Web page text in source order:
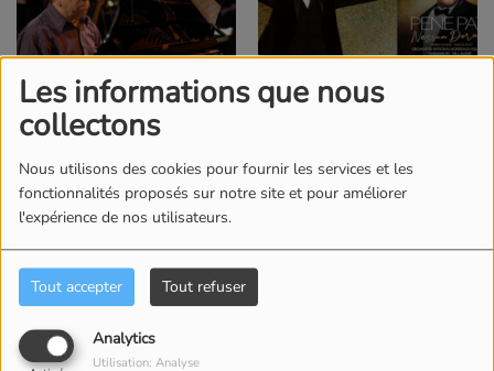
Les informations que nous
collectons
Nous utilisons des cookies pour fournir les services et les
fonctionnalités proposés sur notre site et pour améliorer
l'expérience de nos utilisateurs.
Tout accepter Tout refuser
Analytics
Utilisation: Analyse
Décès de Martial Solal : un
géant du jazz s’éteint
Rencontre avec Pene Pati
Le bassisteThierry Fanfant,